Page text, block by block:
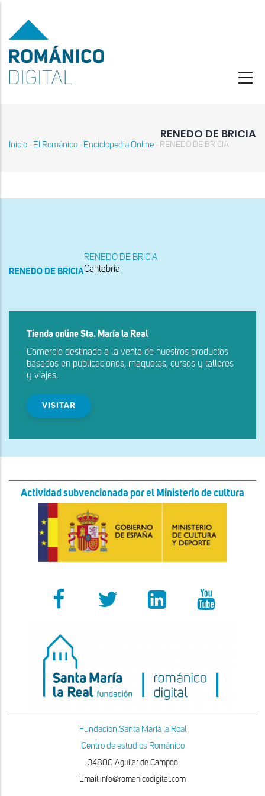
contenido
principal
RENEDO DE BRICIA
navegación
Inicio - El Románico - Enciclopedia Online - RENEDO DE BRICIA
RENEDO DE BRICIA
RENEDO DE BRICIA
Cantabria
Tienda online Sta. María la Real
Comercio destinado a la venta de nuestros productos
basados en publicaciones, maquetas, cursos y talleres
y viajes.
VISITAR
Actividad subvencionada por el Ministerio de cultura
Fundacion Santa Maria la Real
Centro de estudios Románico
34800 Aguilar de Campoo
Email:info@romanicodigital.com